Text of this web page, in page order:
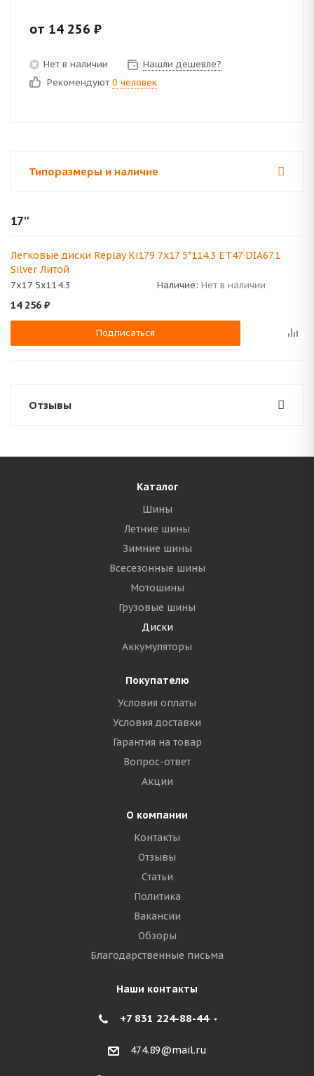
от 14 256 ₽
Нет в наличии
Нашли дешевле?
Рекомендуют 0 человек
Типоразмеры и наличие
17''
Легковые диски Replay Ki179 7x17 5*114.3 ET47 DIA67.1
Silver Литой
7x17 5x114.3 Наличие: Нет в наличии
14 256 ₽
Подписаться
Отзывы
Каталог
Шины
Летние шины
Зимние шины
Всесезонные шины
Мотошины
Грузовые шины
Диски
Аккумуляторы
Покупателю
Условия оплаты
Условия доставки
Гарантия на товар
Вопрос-ответ
Акции
О компании
Контакты
Отзывы
Статьи
Политика
Вакансии
Обзоры
Благодарственные письма
Наши контакты
+7 831 224-88-44
474.89@mail.ru